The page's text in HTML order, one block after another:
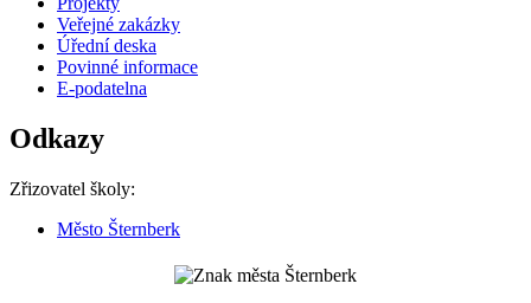
Veřejné zakázky
Úřední deska
Povinné informace
E-podatelna
Odkazy
Zřizovatel školy:
Město Šternberk